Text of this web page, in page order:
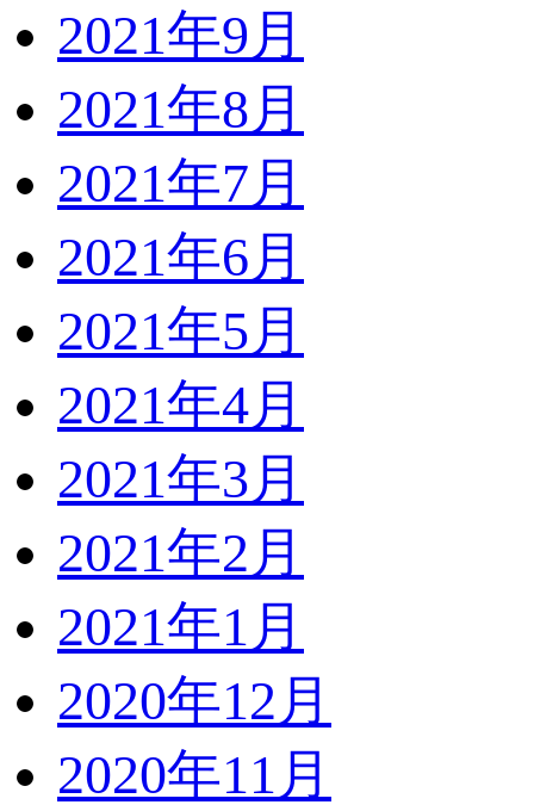
2021年9月
2021年8月
2021年7月
2021年6月
2021年5月
2021年4月
2021年3月
2021年2月
2021年1月
2020年12月
2020年11月